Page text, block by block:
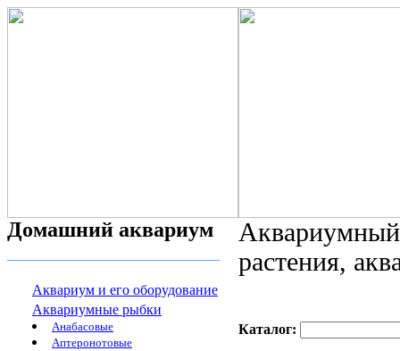
Домашний аквариум
Аквариум и его оборудование
Аквариумные рыбки
Анабасовые
Аптеронотовые
растения,
Каталог: